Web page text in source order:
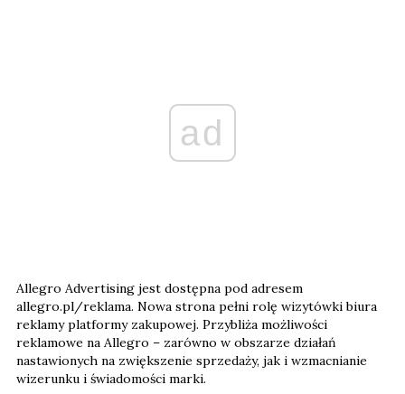
ad
Allegro Advertising jest dostępna pod adresem
allegro.pl/reklama. Nowa strona pełni rolę wizytówki biura
reklamy platformy zakupowej. Przybliża możliwości
reklamowe na Allegro – zarówno w obszarze działań
nastawionych na zwiększenie sprzedaży, jak i wzmacnianie
wizerunku i świadomości marki.